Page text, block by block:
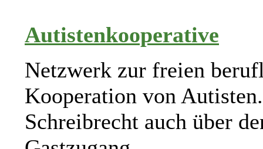
Autistenkooperative
Netzwerk zur freien
Kooperation von Autisten.
Schreibrecht auch über